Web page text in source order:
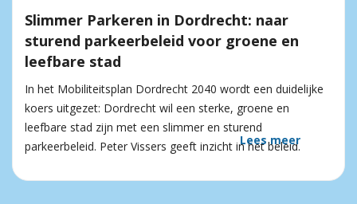
Slimmer Parkeren in Dordrecht: naar
sturend parkeerbeleid voor groene en
leefbare stad
In het Mobiliteitsplan Dordrecht 2040 wordt een duidelijke
koers uitgezet: Dordrecht wil een sterke, groene en
leefbare stad zijn met een slimmer en sturend
parkeerbeleid. Peter Vissers geeft inzicht in het beleid.
Lees meer